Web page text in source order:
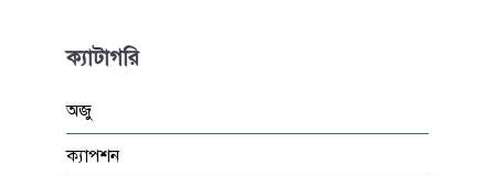
ক্যাটাগরি
অজু
ক্যাপশন